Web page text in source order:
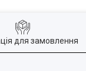
для замовлення